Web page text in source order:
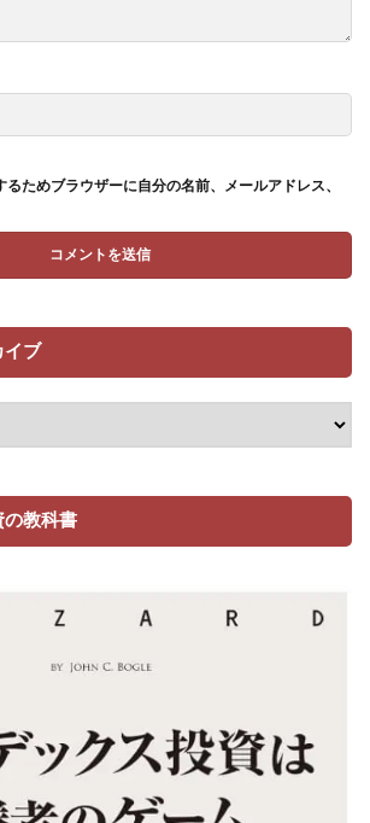
ためブラウザーに自分の名前、メールアドレス、
イブ
の教科書